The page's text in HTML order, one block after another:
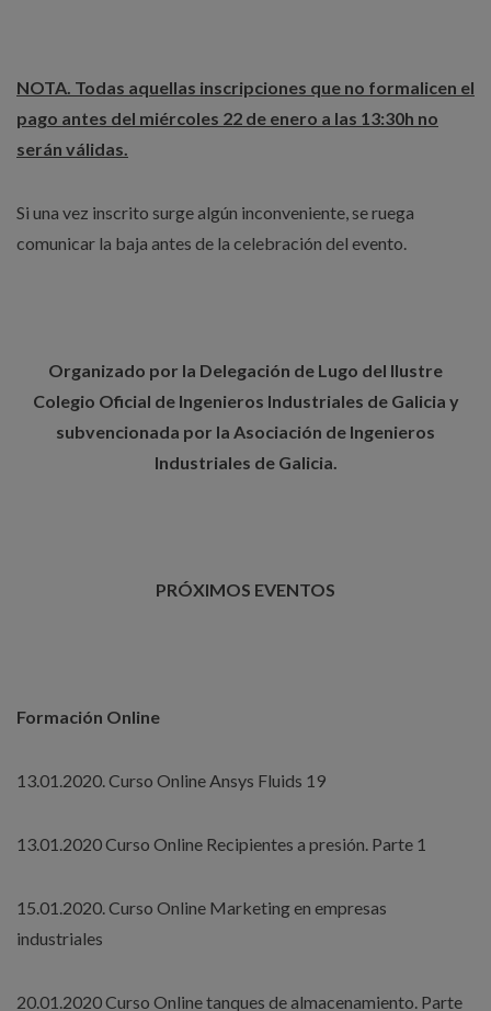
NOTA. Todas aquellas inscripciones que no formalicen el
pago antes del miércoles 22 de enero a las 13:30h no
serán válidas.
Si una vez inscrito surge algún inconveniente, se ruega
comunicar la baja antes de la celebración del evento.
Organizado por la Delegación de Lugo del Ilustre
Colegio Oficial de Ingenieros Industriales de Galicia y
subvencionada por la Asociación de Ingenieros
Industriales de Galicia.
PRÓXIMOS EVENTOS
Formación Online
13.01.2020. Curso Online Ansys Fluids 19
13.01.2020 Curso Online Recipientes a presión. Parte 1
15.01.2020. Curso Online Marketing en empresas
industriales
20.01.2020 Curso Online tanques de almacenamiento. Parte